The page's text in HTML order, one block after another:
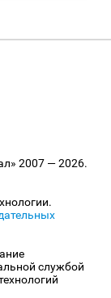
2007 — 2026.
службой